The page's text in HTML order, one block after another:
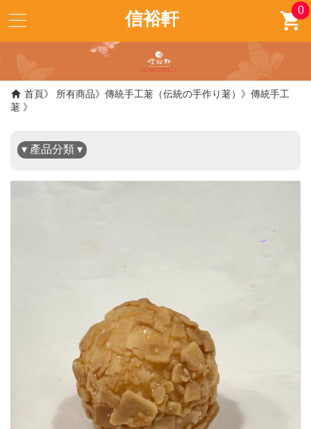
信裕軒 0
首頁 所有商品 傳統手工荖（伝統の手作り荖）
傳統手工
荖
▾ 產品分類 ▾
✖